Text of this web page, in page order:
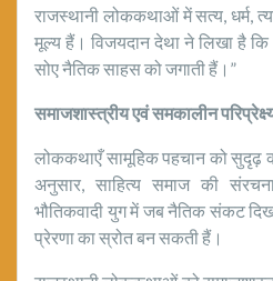
राजस्थानी लोककथाओं में सत्य, धर्म,
मूल्य हैं। विजयदान देथा ने लिखा है
सोए नैतिक साहस को जगाती हैं।”
समाजशास्त्रीय एवं समकालीन
लोककथाएँ सामूहिक पहचान को सुदृढ़
अनुसार, साहित्य समाज की
भौतिकवादी युग में जब नैतिक संकट
प्रेरणा का स्रोत बन सकती हैं।